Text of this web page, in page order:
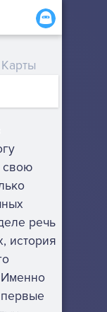
свою
речь
история